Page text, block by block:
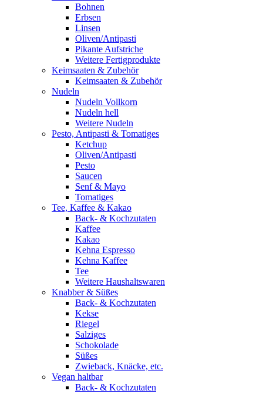
Bohnen
Erbsen
Linsen
Oliven/Antipasti
Pikante Aufstriche
Weitere Fertigprodukte
Keimsaaten & Zubehör
Keimsaaten & Zubehör
Nudeln
Nudeln Vollkorn
Nudeln hell
Weitere Nudeln
Pesto, Antipasti & Tomatiges
Ketchup
Oliven/Antipasti
Pesto
Saucen
Senf & Mayo
Tomatiges
Tee, Kaffee & Kakao
Back- & Kochzutaten
Kaffee
Kakao
Kehna Espresso
Kehna Kaffee
Tee
Weitere Haushaltswaren
Knabber & Süßes
Back- & Kochzutaten
Kekse
Riegel
Salziges
Schokolade
Süßes
Zwieback, Knäcke, etc.
Vegan haltbar
Back- & Kochzutaten